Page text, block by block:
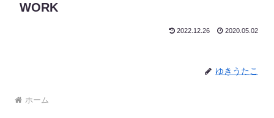
WORK
2022.12.26 2020.05.02
ゆきうたこ
ホーム